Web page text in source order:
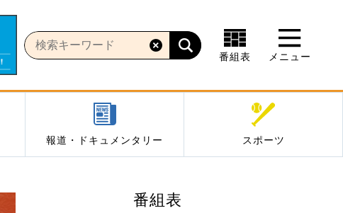
番組表 メニュー
報道・ドキュメンタリー スポーツ
番組表